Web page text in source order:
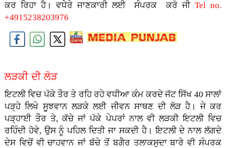
ਕਰ ਰਿਹਾ ਹੈ। ਵਧੇਰੇ ਜਾਣਕਾਰੀ ਲਈ ਸੰਪਰਕ ਕਰੋ ਜੀTel no.
+4915238203976
ਲੜਕੀ ਦੀ ਲੋੜ
ਇਟਲੀ ਵਿਚ ਪੱਕੇ ਤੌਰ ਤੇ ਰਹਿ ਰਹੇ ਵਧੀਆ ਕੰਮ ਕਰਦੇ ਜੱਟ ਸਿੱਖ 40 ਸਾਲਾਂ
ਪੜ੍ਹੇ ਲਿਖੇ ਸੂਝਵਾਨ ਲੜਕੇ ਲਈ ਜੀਵਨ ਸਾਥਣ ਦੀ ਲੋੜ ਹੈ। ਜੇ ਕਰ
ਪੜ੍ਹਾਈ ਤੌਰ ਤੇ, ਕੱਚੇ ਜਾਂ ਪੱਕੇ ਪੇਪਰਾਂ ਨਾਲ ਵੀ ਲੜਕੀ ਇਟਲੀ ਵਿਚ
ਰਹਿੰਦੀ ਹੋਵੇ, ਉਸ ਨੂੰ ਪਹਿਲ ਦਿਤੀ ਜਾ ਸਕਦੀ ਹੈ। ਇਟਲੀ ਦੇ ਨਾਲ ਲੱਗਦੇ
ਦੇਸ ਵਿਚੋਂ ਵੀ ਚਾਹਵਾਨ ਜਾਂ ਬੱਚੇ ਤੋਂ ਬਗੈਰ ਤਲਾਕਸੁਦਾ ਬਾਰੇ ਵੀ ਸੰਪਰਕ